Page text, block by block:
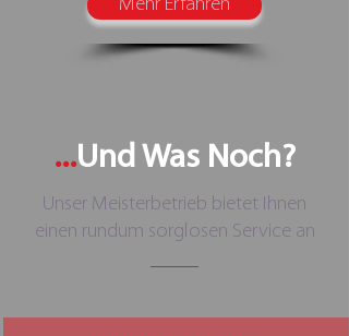
Mehr Erfahren
...Und Was Noch?
Unser Meisterbetrieb bietet Ihnen
einen rundum sorglosen Service an